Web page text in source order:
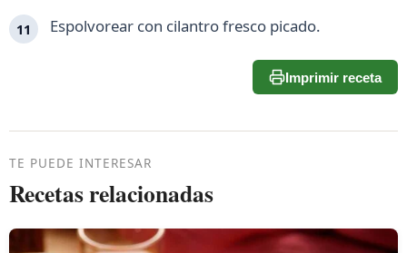
Espolvorear con cilantro fresco picado.
Imprimir receta
TE PUEDE INTERESAR
Recetas relacionadas